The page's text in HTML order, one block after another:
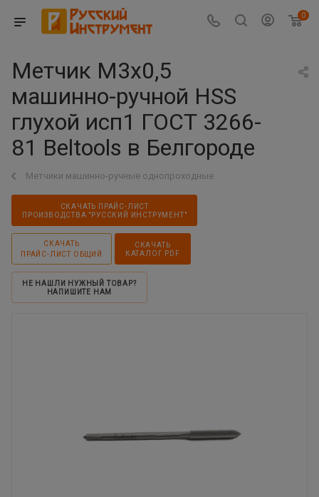
0
Метчик М3х0,5
машинно-ручной HSS
глухой исп1 ГОСТ 3266-
81 Beltools в Белгороде
Метчики машинно-ручные однопроходные
СКАЧАТЬ ПРАЙС-ЛИСТ
ПРОИЗВОДСТВА "РУССКИЙ ИНСТРУМЕНТ"
СКАЧАТЬ
ПРАЙС-ЛИСТ ОБЩИЙ
СКАЧАТЬ
КАТАЛОГ PDF
НЕ НАШЛИ НУЖНЫЙ ТОВАР?
НАПИШИТЕ НАМ